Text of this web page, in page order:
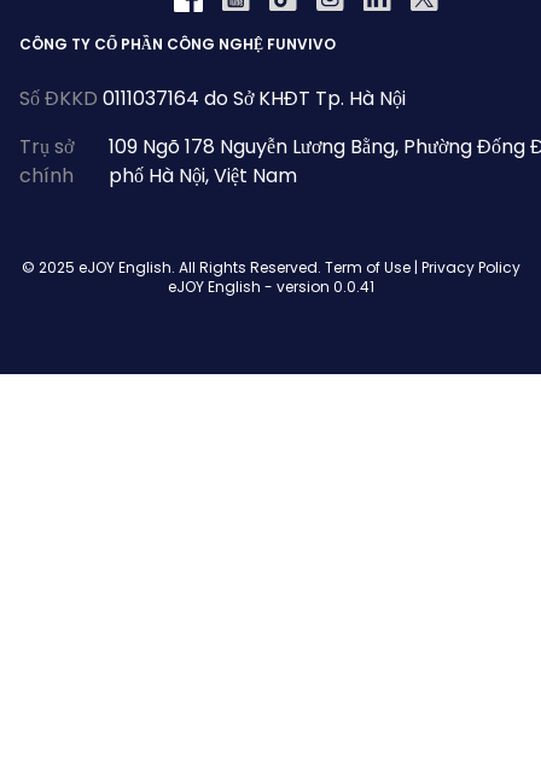
CÔNG TY CỔ PHẦN CÔNG NGHỆ FUNVIVO
Số ĐKKD 0111037164 do Sở KHĐT Tp. Hà Nội
Trụ sở
chính
109 Ngõ 178 Nguyễn Lương Bằng, Phường Đống
phố Hà Nội, Việt Nam
© 2025 eJOY English. All Rights Reserved. Term of Use| Privacy Policy
eJOY English - version 0.0.41